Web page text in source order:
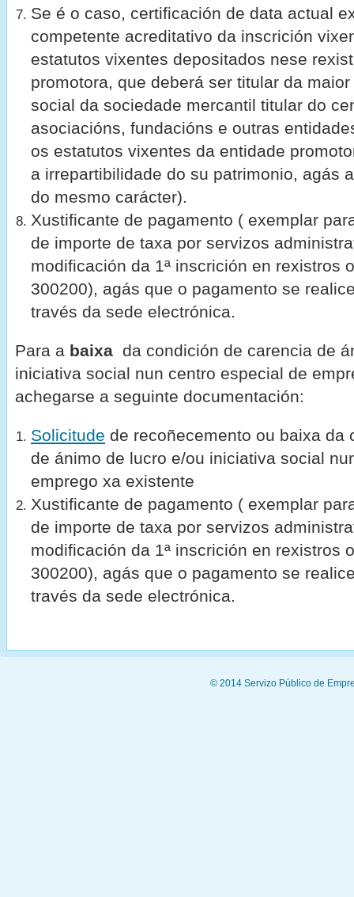
Se é o caso, certificación de data actual
competente acreditativo da inscrición
estatutos vixentes depositados nese
promotora, que deberá ser titular da
social da sociedade mercantil titular do
asociacións, fundacións e outras
os estatutos vixentes da entidade
a irrepartibilidade do su patrimonio, agás
do mesmo carácter).
Xustificante de pagamento ( exemplar
de importe de taxa por servizos
modificación da 1ª inscrición en rexistros
300200), agás que o pagamento se
través da sede electrónica.
Para a baixa da condición de carencia de
iniciativa social nun centro especial de
achegarse a seguinte documentación:
Solicitude de recoñecemento ou baixa da
de ánimo de lucro e/ou iniciativa social
emprego xa existente
Xustificante de pagamento ( exemplar
de importe de taxa por servizos
modificación da 1ª inscrición en rexistros
300200), agás que o pagamento se
través da sede electrónica.
© 2014 Servizo Público de